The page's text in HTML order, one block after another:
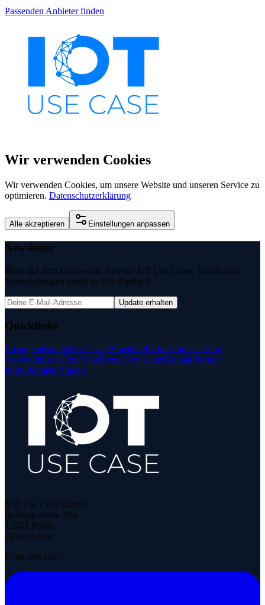
Passenden Anbieter finden
Wir verwenden Cookies
Wir verwenden Cookies, um unsere Website und unseren Service zu
optimieren. Datenschutzerklärung
Alle akzeptieren Einstellungen anpassen
Newsletter
Bleib auf dem Laufenden: Neueste IoT Use Cases, Trends und
Veranstaltungen direkt in dein Postfach.
Update erhalten
Quicklinks
LösungsbeispieleUse CasesBausteinePartnerPodcastsZum
AnwenderkreisÜber UnsEventsNewsletterKontaktPartner
PortalAnbieter finden
IIoT Use Case GmbH
Rollbergstraße 28A
12053 Berlin
Deutschland
Folge uns auf: